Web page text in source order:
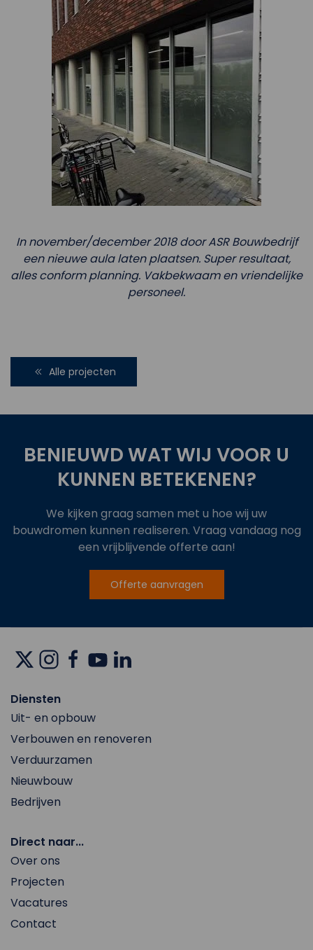
In november/december 2018 door ASR Bouwbedrijf
een nieuwe aula laten plaatsen. Super resultaat,
alles conform planning. Vakbekwaam en vriendelijke
personeel.
Alle projecten
BENIEUWD WAT WIJ VOOR U
KUNNEN BETEKENEN?
We kijken graag samen met u hoe wij uw
bouwdromen kunnen realiseren. Vraag vandaag nog
een vrijblijvende offerte aan!
Offerte aanvragen
Diensten
Uit- en opbouw
Verbouwen en renoveren
Verduurzamen
Nieuwbouw
Bedrijven
Direct naar...
Over ons
Projecten
Vacatures
Contact